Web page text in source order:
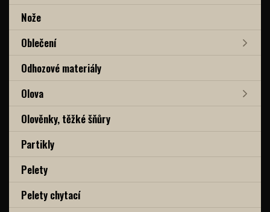
Nože
Oblečení
Odhozové materiály
Olova
Olověnky, těžké šňůry
Partikly
Pelety
Pelety chytací